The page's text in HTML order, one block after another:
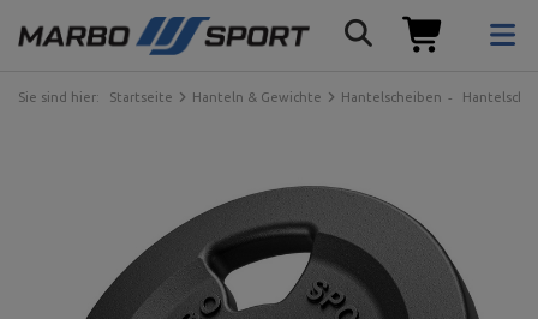
Sie sind hier: Startseite Hanteln & Gewichte Hantelscheiben